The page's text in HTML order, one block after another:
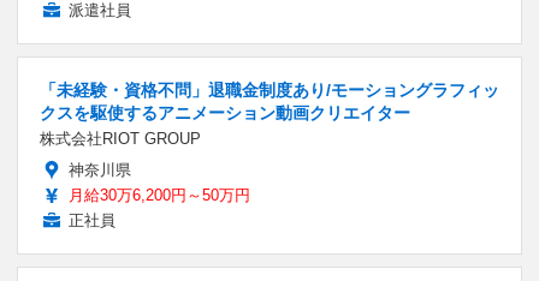
派遣社員
「未経験・資格不問」退職金制度あり/モーショングラフィッ
クスを駆使するアニメーション動画クリエイター
株式会社RIOT GROUP
神奈川県
月給30万6,200円～50万円
正社員